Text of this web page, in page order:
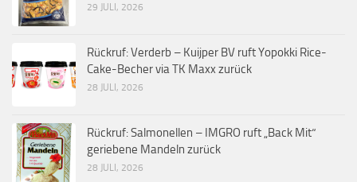
29 JULI, 2026
Rückruf: Verderb – Kuijper BV ruft Yopokki Rice-
Cake-Becher via TK Maxx zurück
28 JULI, 2026
Rückruf: Salmonellen – IMGRO ruft „Back Mit“
geriebene Mandeln zurück
28 JULI, 2026